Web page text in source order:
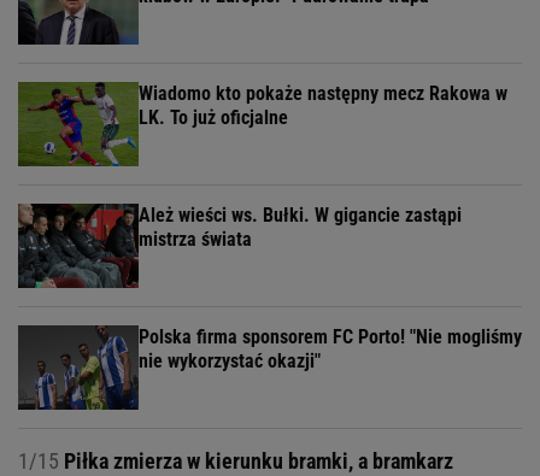
Wiadomo kto pokaże następny mecz Rakowa w
LK. To już oficjalne
Ależ wieści ws. Bułki. W gigancie zastąpi
mistrza świata
Polska firma sponsorem FC Porto! "Nie mogliśmy
nie wykorzystać okazji"
1/15 Piłka zmierza w kierunku bramki, a bramkarz